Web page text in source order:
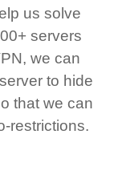
us solve
servers
we can
to hide
that we can
restrictions.